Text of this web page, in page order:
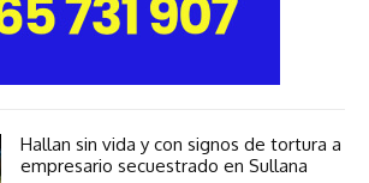
Hallan sin vida y con signos de tortura a
empresario secuestrado en Sullana